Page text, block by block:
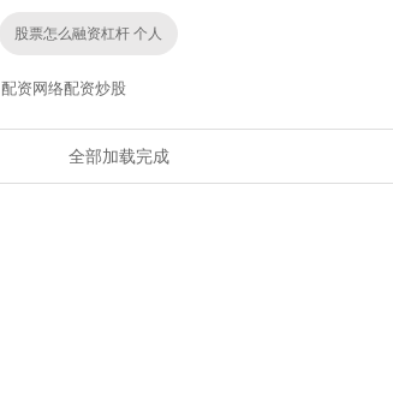
股票怎么融资杠杆 个人
配资网络配资炒股
全部加载完成